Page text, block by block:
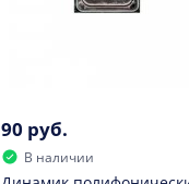
90 руб.
В наличии